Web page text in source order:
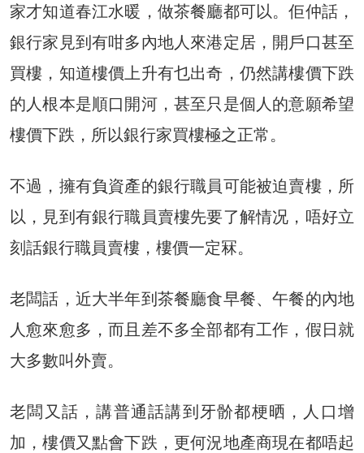
家才知道春江水暖，做茶餐廳都可以。佢仲話，
銀行家見到有咁多內地人來港定居，開戶口甚至
買樓，知道樓價上升有乜出奇，仍然講樓價下跌
的人根本是順口開河，甚至只是個人的意願希望
樓價下跌，所以銀行家買樓極之正常。
不過，擁有負資產的銀行職員可能被迫賣樓，所
以，見到有銀行職員賣樓先要了解情况，唔好立
刻話銀行職員賣樓，樓價一定冧。
老闆話，近大半年到茶餐廳食早餐、午餐的內地
人愈來愈多，而且差不多全部都有工作，假日就
大多數叫外賣。
老闆又話，講普通話講到牙骱都梗晒，人口增
加，樓價又點會下跌，更何況地產商現在都唔起